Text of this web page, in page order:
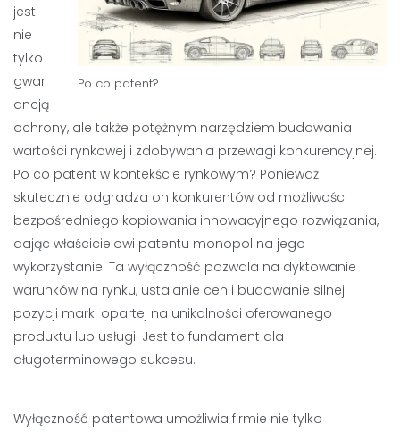
Po co patent?
jest
nie
tylko
gwar
ancją
ochrony, ale także potężnym narzędziem budowania
wartości rynkowej i zdobywania przewagi konkurencyjnej.
Po co patent w kontekście rynkowym? Ponieważ
skutecznie odgradza on konkurentów od możliwości
bezpośredniego kopiowania innowacyjnego rozwiązania,
dając właścicielowi patentu monopol na jego
wykorzystanie. Ta wyłączność pozwala na dyktowanie
warunków na rynku, ustalanie cen i budowanie silnej
pozycji marki opartej na unikalności oferowanego
produktu lub usługi. Jest to fundament dla
długoterminowego sukcesu.
Wyłączność patentowa umożliwia firmie nie tylko